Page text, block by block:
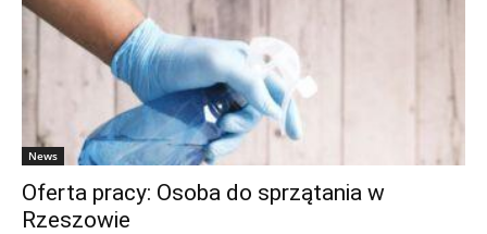
News
Oferta pracy: Osoba do sprzątania w
Rzeszowie